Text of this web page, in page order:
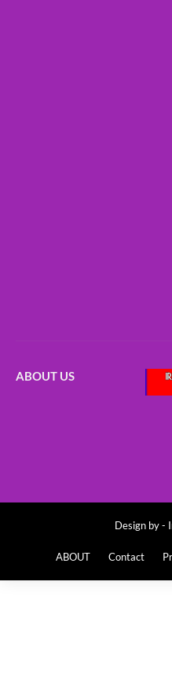
ABOUT US
Design by -
ABOUT Contact